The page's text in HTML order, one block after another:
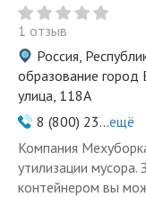
1 отзыв
Россия,
образование город
улица, 118А
8 (800) 23...ещё
Компания
утилизации
контейнером вы